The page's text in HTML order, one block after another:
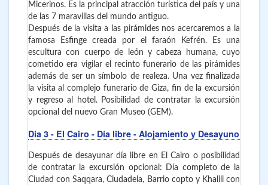
Micerinos. Es la principal atracción turística del país y una
de las 7 maravillas del mundo antiguo.
Después de la visita a las pirámides nos acercaremos a la
famosa Esfinge creada por el faraón Kefrén. Es una
escultura con cuerpo de león y cabeza humana, cuyo
cometido era vigilar el recinto funerario de las pirámides
además de ser un símbolo de realeza. Una vez finalizada
la visita al complejo funerario de Giza, fin de la excursión
y regreso al hotel. Posibilidad de contratar la excursión
opcional del nuevo Gran Museo (GEM).
Día 3 - El Cairo - Día libre - Alojamiento y Desayuno
Después de desayunar día libre en El Cairo o posibilidad
de contratar la excursión opcional: Día completo de la
Ciudad con Saqqara, Ciudadela, Barrio copto y Khalili con